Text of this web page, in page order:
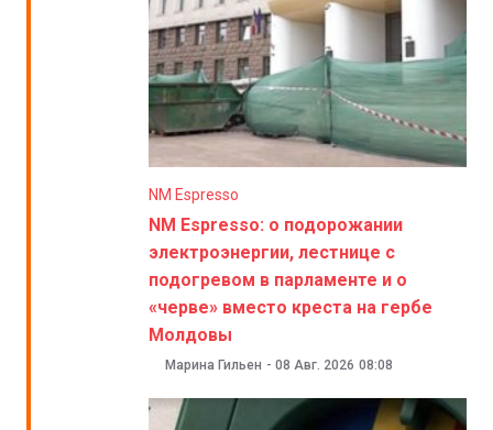
NM Espresso
NM Espresso: о подорожании
электроэнергии, лестнице с
подогревом в парламенте и о
«черве» вместо креста на гербе
Молдовы
Марина Гильен - 08 Авг. 2026 08:08